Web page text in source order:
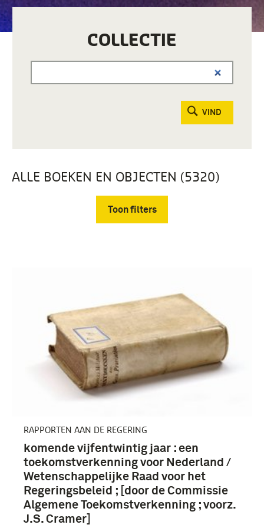
COLLECTIE
VIND
ALLE BOEKEN EN OBJECTEN (5320)
Toon filters
boek (2763)
rapport (471)
brochure (433)
1951-2000 (5320)
RAPPORTEN AAN DE REGERING
komende vijfentwintig jaar : een
toekomstverkenning voor Nederland /
Wetenschappelijke Raad voor het
Regeringsbeleid ; [door de Commissie
Algemene Toekomstverkenning ; voorz.
J.S. Cramer]